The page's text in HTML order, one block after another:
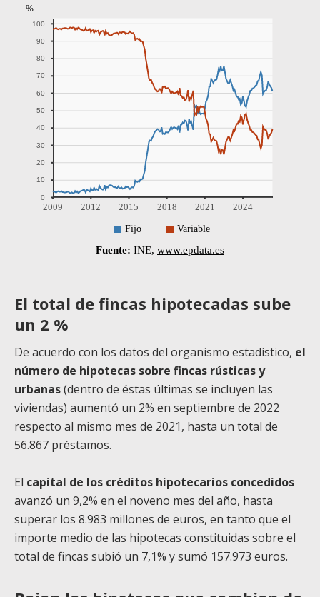
El total de fincas hipotecadas sube
un 2 %
De acuerdo con los datos del organismo estadístico, el
número de hipotecas sobre fincas rústicas y
urbanas(dentro de éstas últimas se incluyen las
viviendas) aumentó un 2% en septiembre de 2022
respecto al mismo mes de 2021, hasta un total de
56.867 préstamos.
El capital de los créditos hipotecarios concedidos
avanzó un 9,2% en el noveno mes del año, hasta
superar los 8.983 millones de euros, en tanto que el
importe medio de las hipotecas constituidas sobre el
total de fincas subió un 7,1% y sumó 157.973 euros.